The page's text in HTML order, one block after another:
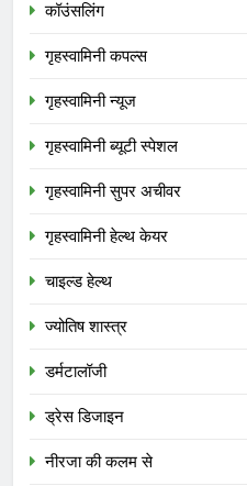
कॉउंसलिंग
गृहस्वामिनी कपल्स
गृहस्वामिनी न्यूज
गृहस्वामिनी ब्यूटी स्पेशल
गृहस्वामिनी सुपर अचीवर
गृहस्वामिनी हेल्थ केयर
चाइल्ड हेल्थ
ज्योतिष शास्त्र
डर्मटालॉजी
ड्रेस डिजाइन
नीरजा की कलम से